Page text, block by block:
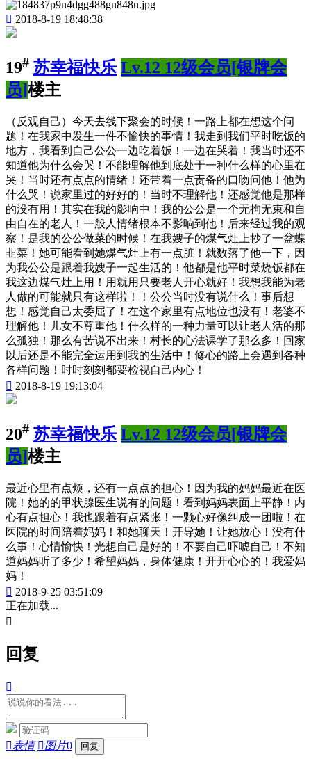
 2018-8-19 18:48:38
19# 苏幸福快乐 Lv.12 12级会员[银牌会
员]楼主
（反观自己）今天去线下聚会的时候！一路上都在想这个问
题！在我家中发生一件不愉快的事情！我走到我们平时吃饭的
地方，我看到自己公公一边吃着饭！一边在哭着！我当时还不
知道他为什么会哭！不能理解他到底处于一种什么样的心里在
哭！当时还有点点的情绪！还带着一点责备的口吻问他！他为
什么哭！说家里过的好好的！当时不理解他！还感觉他是那样
的没有用！其实在我的影响中！我的公公是一个无拘无束和自
由自在的老人！一般人情绪根本不影响到他！后来经过我的观
察！是我的公公做菜的时候！在我嫂子的煤气灶上抄了一盆蝶
韭菜！她可能看到她煤气灶上有一点脏！就数落了他一下，因
为我公公是跟着我嫂子一起生活的！他都是他平时菜烧饭都在
我这边煤气灶上用！用就用只要老人开心就好！我想我能为老
人做的可能就只有这样啦！！公公当时没有说什么！事后想
想！感觉自己太委屈了！在这个家里有点地位也没有！老婆不
理解他！儿女不尊重他！什么样的一种力量可以让老人活的那
么孤独！那么有苦说不出来！村长的心法课学了那么多！回家
以后还是不能完全运用到我的生活中！修心的路上会遇到各种
各样问题！时时刻刻都要检视自己内心！
 2018-8-19 19:13:04
20# 苏幸福快乐 Lv.12 12级会员[银牌会
员]楼主
最近心里有点烦，还有一点点的担心！因为我的妈妈最近在医
院！她的的甲状腺医生说有的问题！看到妈妈表面上平静！内
心有点担心！我也跟着有点紧张！一颗心好像纠成一团啦！在
医院的时间陪着妈妈！和她聊天！开导她！让她放心！没有什
么事！心情愉快！光想自己是好的！不要自己吓唬自己！不知
道妈妈听了多少！希望妈妈，身体健康！开开心心的！我爱妈
妈！
 2018-9-25 03:51:09
正在加载...

回复

表情 图片0